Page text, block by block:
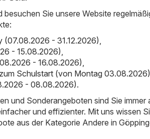
Sie unsere Website
(07.08.2026 - 31.12.2026)
- 15.08.2026)
- 16.08.2026)
Schulstart (von Montag 03.08.2026)
- 08.08.2026).
und Sonderangeboten sind Sie immer
und effizienter. Mit uns wissen
aus der Kategorie Andere in